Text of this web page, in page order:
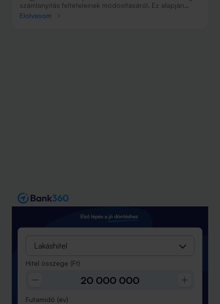
számlanyitás feltételeinek módosításáról. Ez alapján
július 1-től a kölcsönt felvevők csak közbeszerzésen
Elolvasom
Lakáshitel
Hitel összege (Ft)
Futamidő (év)